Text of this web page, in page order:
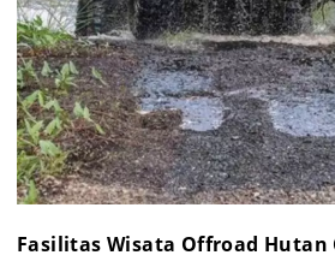
Fasilitas Wisata Offroad Hutan